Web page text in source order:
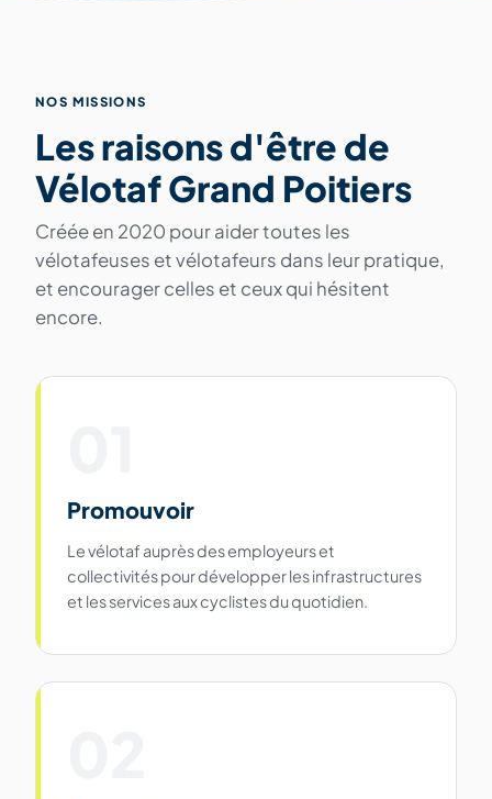
NOS MISSIONS
Les raisons d'être de
Vélotaf Grand Poitiers
Créée en 2020 pour aider toutes les
vélotafeuses et vélotafeurs dans leur pratique,
et encourager celles et ceux qui hésitent
encore.
Promouvoir
Le vélotaf auprès des employeurs et
collectivités pour développer les infrastructures
et les services aux cyclistes du quotidien.